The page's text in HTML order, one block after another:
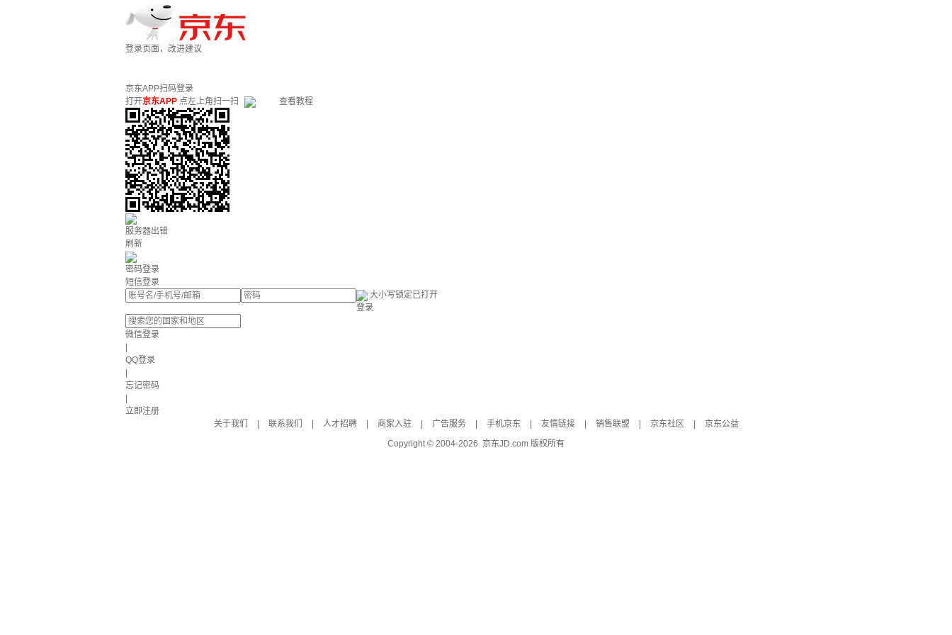
登录页面，改进建议
京东APP扫码登录
打开京东APP 点左上角扫一扫 查看教程
服务器出错
刷新
密码登录
短信登录
大小写锁定已打开
登录
微信登录
QQ登录
忘记密码
立即注册
关于我们
联系我们 人才招聘 商家入驻 广告服务 手机京东 友情链接 销售联盟 京东社区
京东公益
Copyright © 2004-2026 京东JD.com 版权所有